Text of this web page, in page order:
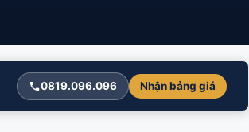
06 Mua bán
0819.096.096 Nhận bảng giá